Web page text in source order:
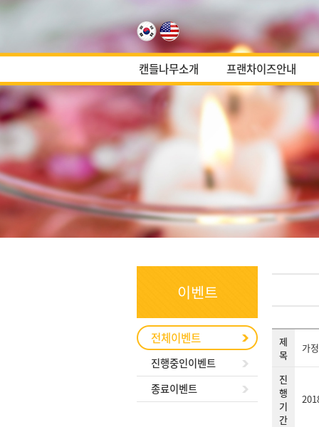
캔들나무소개 프랜차이즈안내
이벤트
전체이벤트
진행중인이벤트
종료이벤트
제
목
가
진
행
기
간